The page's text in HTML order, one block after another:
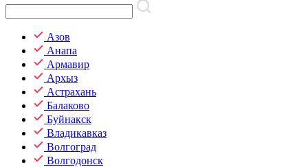
Азов
Анапа
Армавир
Архыз
Астрахань
Балаково
Буйнакск
Владикавказ
Волгоград
Волгодонск